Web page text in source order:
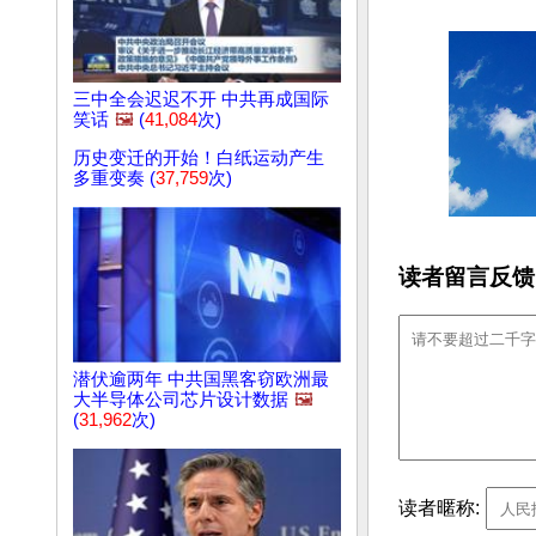
三中全会迟迟不开 中共再成国际
笑话 🖼️ (41,084次)
历史变迁的开始！白纸运动产生
多重变奏 (37,759次)
潜伏逾两年 中共国黑客窃欧洲最
大半导体公司芯片设计数据 🖼️
(31,962次)
读者留言反
读者暱称: